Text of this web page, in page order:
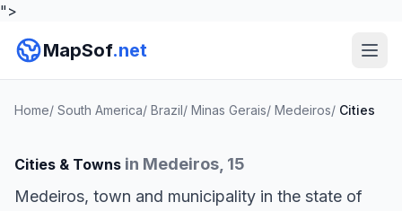
">
MapSof.net
Home/ South America/ Brazil/ Minas Gerais/ Medeiros/ Cities
Cities & Towns in Medeiros, 15
Medeiros, town and municipality in the state of